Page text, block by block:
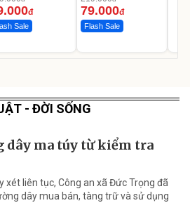
đ
Sale
79.000đ
Flash Sale
- ĐỜI SỐNG
dây ma túy từ kiểm tra
xét liên tục, Công an xã Đức Trọng đã
dây mua bán, tàng trữ và sử dụng